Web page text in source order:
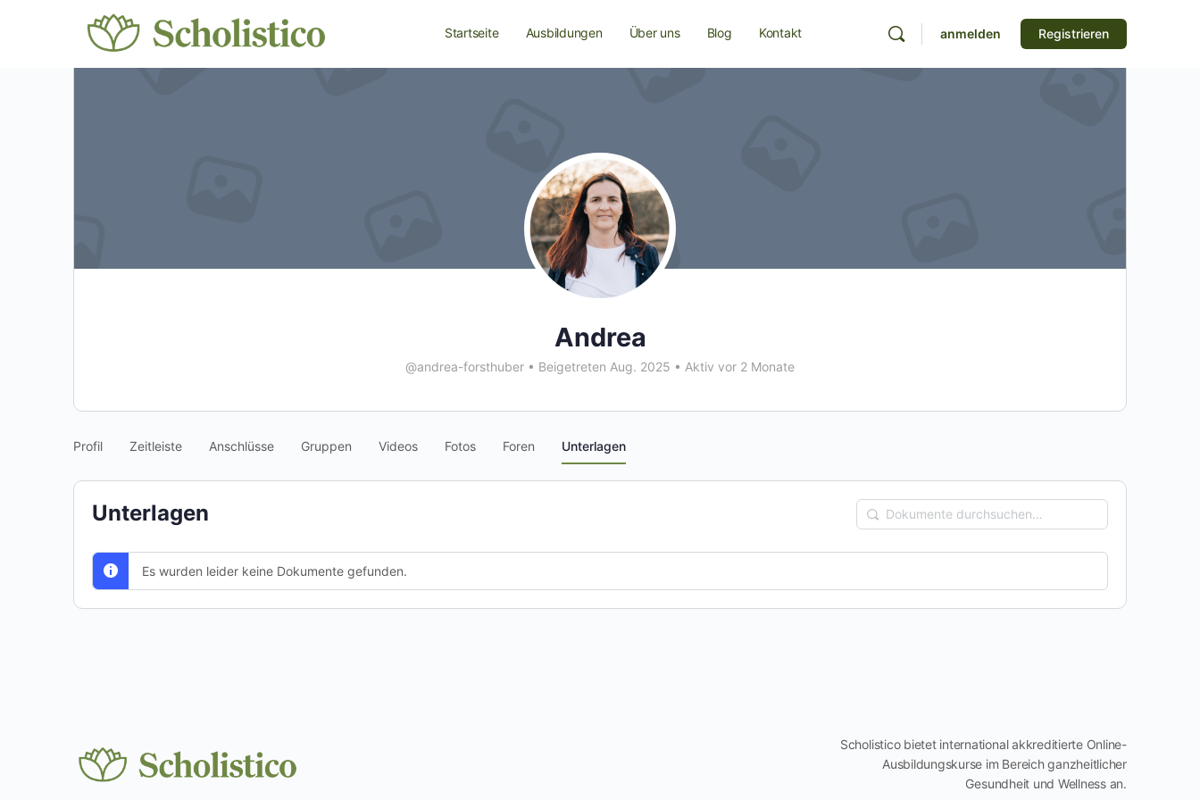
Startseite Ausbildungen Über uns Blog Kontakt anmelden Registrieren
Andrea
@andrea-forsthuber • Beigetreten Aug. 2025 • Aktiv vor 2 Monate
Profil Zeitleiste Anschlüsse Gruppen Videos Fotos Foren Unterlagen
Unterlagen
Dokumente
Es wurden leider keine Dokumente gefunden.
Scholistico bietet international akkreditierte Online-
Ausbildungskurse im Bereich ganzheitlicher
Gesundheit und Wellness an.